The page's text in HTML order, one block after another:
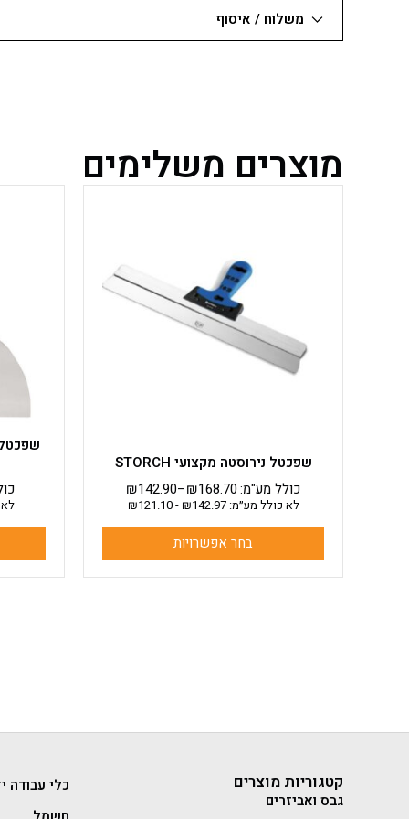
משלוח / איסוף
מוצרים משלימים
שפכטל נירוסטה מקצועי STORCH
₪142.90–₪168.70כולל מע"מ:
לא כולל מע״מ: ₪142.97
-
₪121.10
בחר אפשרויות
סוגים.
ניתן
לבחור
קטגוריות מוצרים
גבס ואביזרים
כלי עבודה